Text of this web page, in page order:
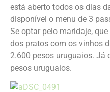
está aberto todos os dias
disponível o menu de 3
Se optar pelo maridaje,
dos pratos com os vinhos
2.600 pesos uruguaios. Já
pesos uruguaios.